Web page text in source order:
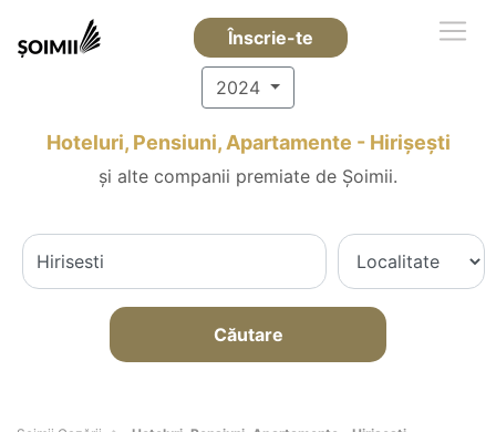
Înscrie-te
2024
Hoteluri, Pensiuni, Apartamente - Hirişeşti
și alte companii premiate de Șoimii.
Căutare